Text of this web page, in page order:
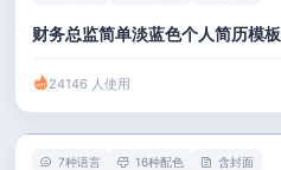
财务总监简单淡蓝色个人简历模板
24146 人使用
7种语言 16种配色 含封面